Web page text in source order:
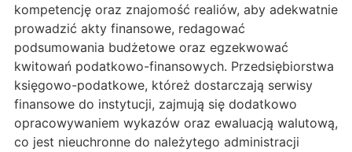
kompetencję oraz znajomość realiów, aby adekwatnie
prowadzić akty finansowe, redagować
podsumowania budżetowe oraz egzekwować
kwitowań podatkowo-finansowych. Przedsiębiorstwa
księgowo-podatkowe, któreż dostarczają serwisy
finansowe do instytucji, zajmują się dodatkowo
opracowywaniem wykazów oraz ewaluacją walutową,
co jest nieuchronne do należytego administracji